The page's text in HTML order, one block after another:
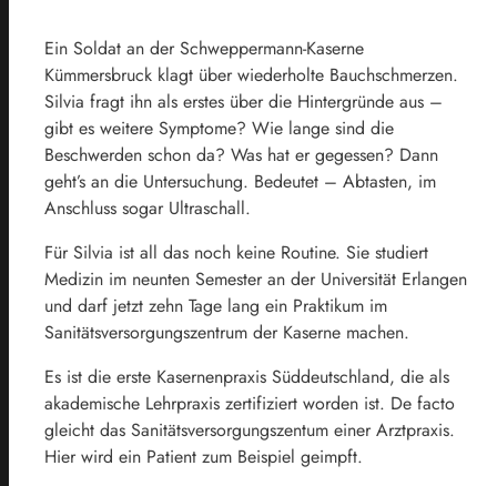
Ein Soldat an der Schweppermann-Kaserne
Kümmersbruck klagt über wiederholte Bauchschmerzen.
Silvia fragt ihn als erstes über die Hintergründe aus –
gibt es weitere Symptome? Wie lange sind die
Beschwerden schon da? Was hat er gegessen? Dann
geht’s an die Untersuchung. Bedeutet – Abtasten, im
Anschluss sogar Ultraschall.
Für Silvia ist all das noch keine Routine. Sie studiert
Medizin im neunten Semester an der Universität Erlangen
und darf jetzt zehn Tage lang ein Praktikum im
Sanitätsversorgungszentrum der Kaserne machen.
Es ist die erste Kasernenpraxis Süddeutschland, die als
akademische Lehrpraxis zertifiziert worden ist. De facto
gleicht das Sanitätsversorgungszentum einer Arztpraxis.
Hier wird ein Patient zum Beispiel geimpft.